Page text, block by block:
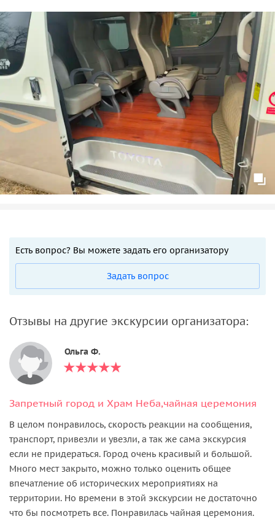
Есть вопрос? Вы можете задать его организатору
Задать вопрос
Отзывы на другие экскурсии организатора:
Ольга Ф.
Запретный город и Храм Неба,чайная церемония
В целом понравилось, скорость реакции на сообщения,
транспорт, привезли и увезли, а так же сама экскурсия
если не придераться. Город очень красивый и большой.
Много мест закрыто, можно только оценить общее
впечатление об исторических мероприятиях на
территории. Но времени в этой экскурсии не достаточно
что бы посмотреть все. Понравилась чайная церемония.